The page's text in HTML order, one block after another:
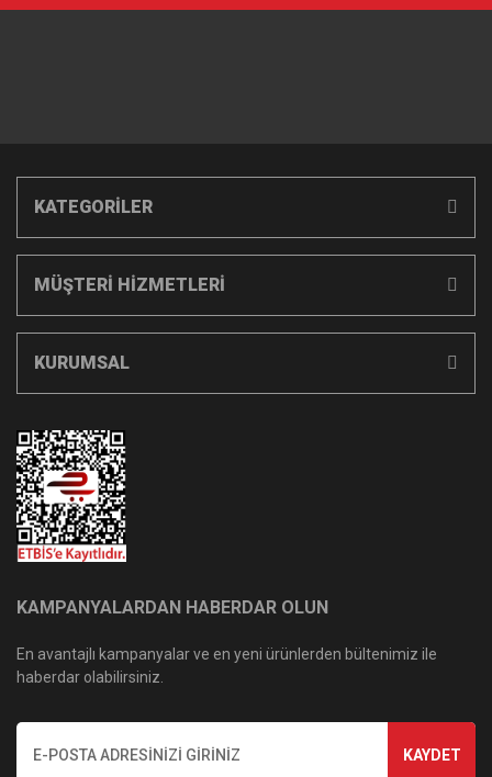
KATEGORİLER
MÜŞTERİ HİZMETLERİ
KURUMSAL
KAMPANYALARDAN HABERDAR OLUN
En avantajlı kampanyalar ve en yeni ürünlerden bültenimiz ile
haberdar olabilirsiniz.
KAYDET